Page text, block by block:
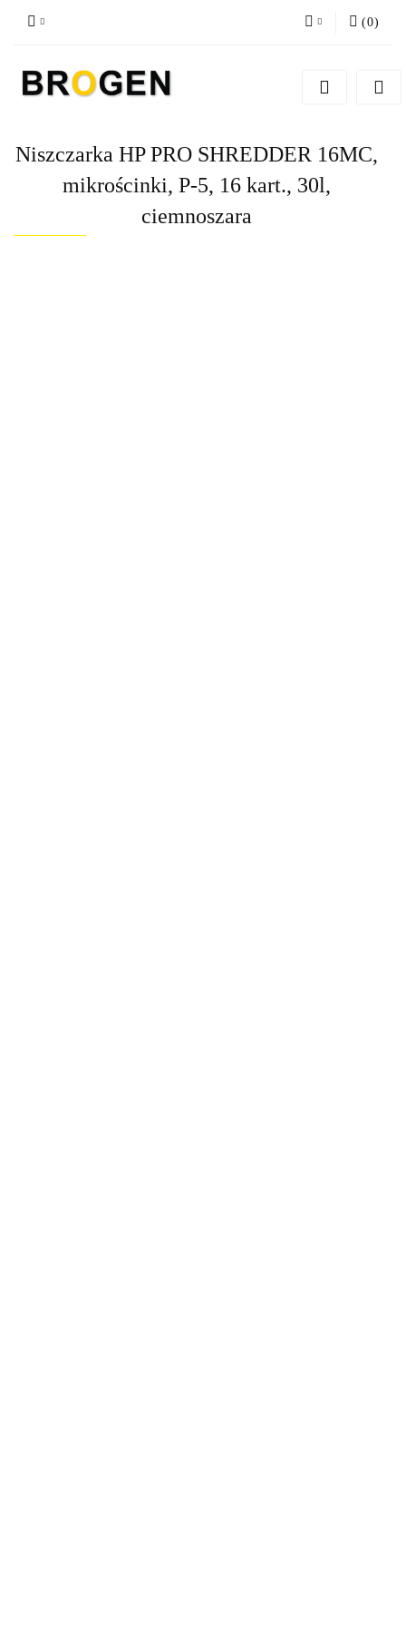
Zarejestruj się
Zgody cookies
(0)
Niszczarka HP PRO SHREDDER 16MC,
mikrościnki, P-5, 16 kart., 30l,
ciemnoszara